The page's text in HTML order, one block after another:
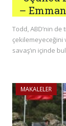
–
Todd, ABD’nin de
çekilemeyeceğini
savaş’ın içinde
MAKALELER